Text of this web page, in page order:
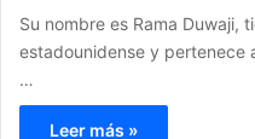
Su nombre es Rama Duwaji,
estadounidense y pertenece
…
Leer más »